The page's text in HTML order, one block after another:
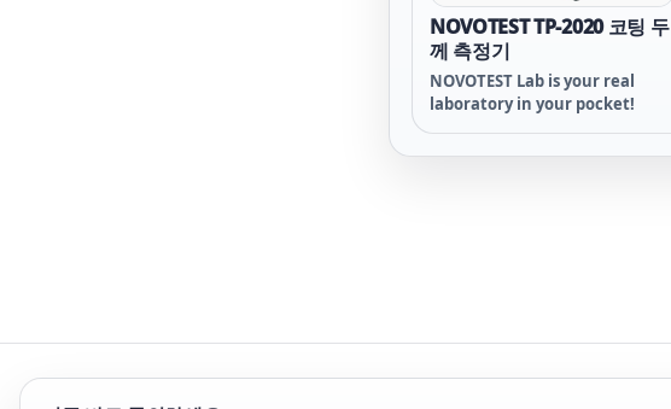
NOVOTEST TP-2020 코팅 두
께 측정기
NOVOTEST Lab is your real
laboratory in your pocket!